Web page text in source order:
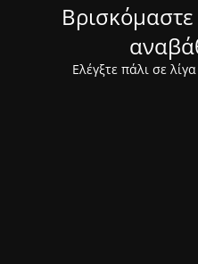
Βρισκόμαστε
Ελέγξτε πάλι σε